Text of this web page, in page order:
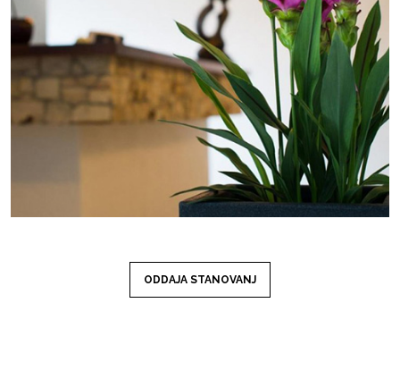
ODDAJA STANOVANJ